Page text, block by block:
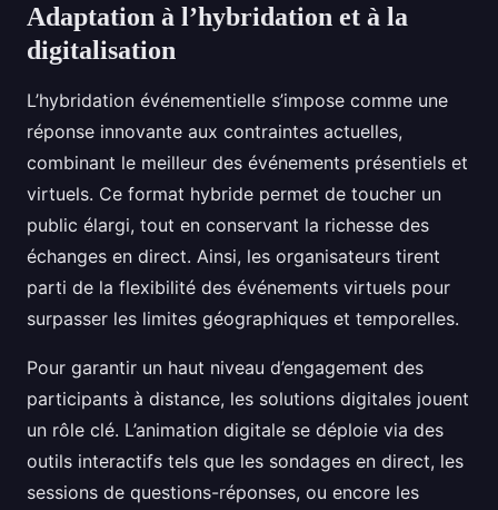
Adaptation à l’hybridation et à la
digitalisation
L’hybridation événementielle s’impose comme une
réponse innovante aux contraintes actuelles,
combinant le meilleur des événements présentiels et
virtuels. Ce format hybride permet de toucher un
public élargi, tout en conservant la richesse des
échanges en direct. Ainsi, les organisateurs tirent
parti de la flexibilité des événements virtuels pour
surpasser les limites géographiques et temporelles.
Pour garantir un haut niveau d’engagement des
participants à distance, les solutions digitales jouent
un rôle clé. L’animation digitale se déploie via des
outils interactifs tels que les sondages en direct, les
sessions de questions-réponses, ou encore les